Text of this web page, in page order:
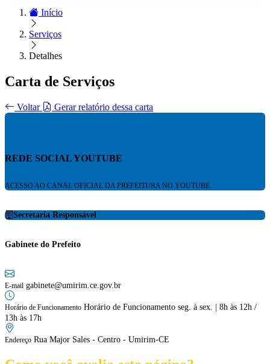
Início
Serviços
Detalhes
Carta de Serviços
Voltar Gerar relatório dessa carta
REDE SOCIAL YOUTUBE
ACESSO AO CANAL OFICIAL DA PREFEITURA NO YOUTUBE.
Secretaria Responsável
Gabinete do Prefeito
E-mail gabinete@umirim.ce.gov.br
Horário de Funcionamento Horário de Funcionamento seg. à sex. | 8h às 12h /
13h às 17h
Endereço Rua Major Sales - Centro - Umirim-CE